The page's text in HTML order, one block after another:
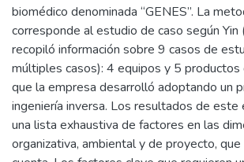
biomédico denominada “GENES”. La
corresponde al estudio de caso según
recopiló información sobre 9 casos de
múltiples casos): 4 equipos y 5 productos
que la empresa desarrolló adoptando un
ingeniería inversa. Los resultados de este
una lista exhaustiva de factores en las
organizativa, ambiental y de proyecto,